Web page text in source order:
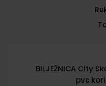
BILJEŽNICA City
pvc